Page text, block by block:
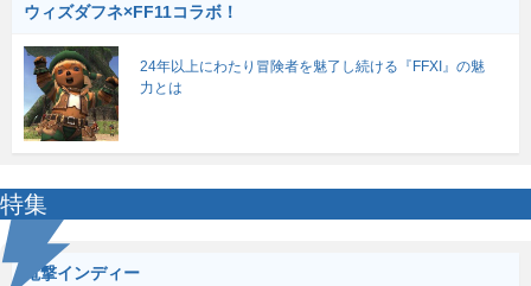
ウィズダフネ×FF11コラボ！
24年以上にわたり冒険者を魅了し続ける『FFXI』の魅
力とは
特集
電撃インディー